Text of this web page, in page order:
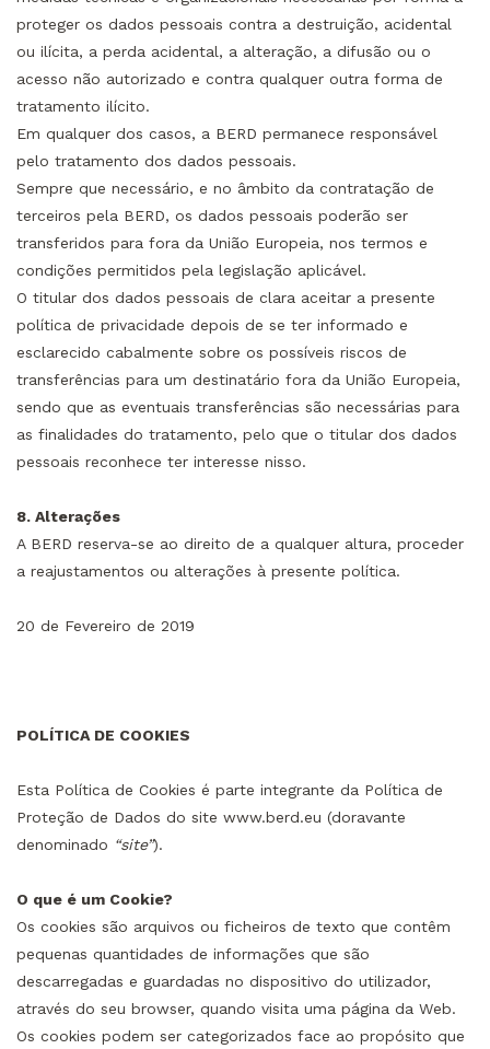
proteger os dados pessoais contra a destruição, acidental
ou ilícita, a perda acidental, a alteração, a difusão ou o
acesso não autorizado e contra qualquer outra forma de
tratamento ilícito.
Em qualquer dos casos, a BERD permanece responsável
pelo tratamento dos dados pessoais.
Sempre que necessário, e no âmbito da contratação de
terceiros pela BERD, os dados pessoais poderão ser
transferidos para fora da União Europeia, nos termos e
condições permitidos pela legislação aplicável.
O titular dos dados pessoais de clara aceitar a presente
política de privacidade depois de se ter informado e
esclarecido cabalmente sobre os possíveis riscos de
transferências para um destinatário fora da União Europeia,
sendo que as eventuais transferências são necessárias para
as finalidades do tratamento, pelo que o titular dos dados
pessoais reconhece ter interesse nisso.
8. Alterações
A BERD reserva-se ao direito de a qualquer altura, proceder
a reajustamentos ou alterações à presente política.
20 de Fevereiro de 2019
POLÍTICA DE COOKIES
Esta Política de Cookies é parte integrante da Política de
Proteção de Dados do site www.berd.eu (doravante
denominado “site”).
O que é um Cookie?
Os cookies são arquivos ou ficheiros de texto que contêm
pequenas quantidades de informações que são
descarregadas e guardadas no dispositivo do utilizador,
através do seu browser, quando visita uma página da Web.
Os cookies podem ser categorizados face ao propósito que